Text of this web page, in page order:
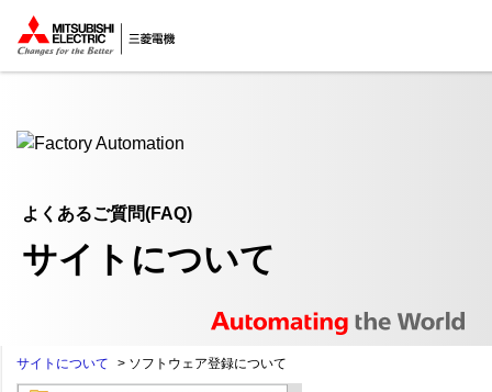
ここから本文
よくあるご質問(FAQ)
サイトについて
サイトについて > ソフトウェア登録について